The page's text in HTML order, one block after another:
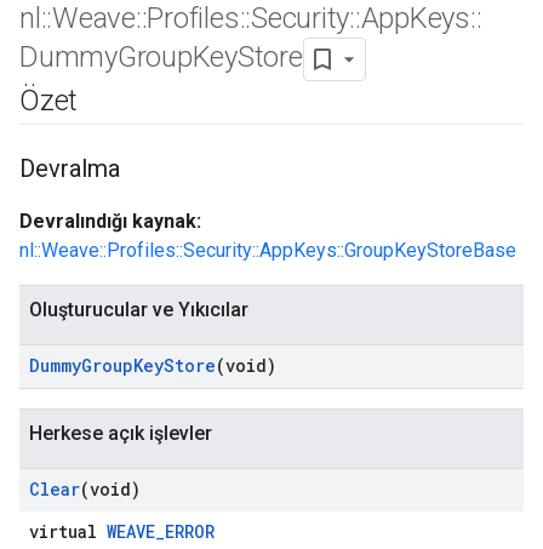
nl ::Weave::Profiles::Security::AppKeys::
DummyGroupKeyStore
Özet
Devralma
Devralındığı kaynak:
nl::Weave::Profiles::Security::AppKeys::GroupKeyStoreBase
Oluşturucular ve Yıkıcılar
DummyGroupKeyStore(void)
Herkese açık işlevler
Clear(void)
virtual WEAVE_ERROR